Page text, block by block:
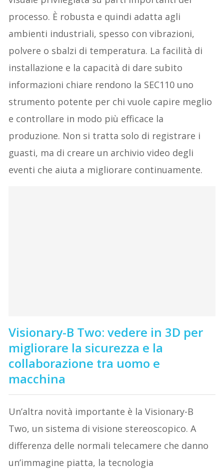
processo. È robusta e quindi adatta agli
ambienti industriali, spesso con vibrazioni,
polvere o sbalzi di temperatura. La facilità di
installazione e la capacità di dare subito
informazioni chiare rendono la SEC110 uno
strumento potente per chi vuole capire meglio
e controllare in modo più efficace la
produzione. Non si tratta solo di registrare i
guasti, ma di creare un archivio video degli
eventi che aiuta a migliorare continuamente.
Visionary-B Two: vedere in 3D per
migliorare la sicurezza e la
collaborazione tra uomo e
macchina
Un’altra novità importante è la Visionary-B
Two, un sistema di visione stereoscopico. A
differenza delle normali telecamere che danno
un’immagine piatta, la tecnologia